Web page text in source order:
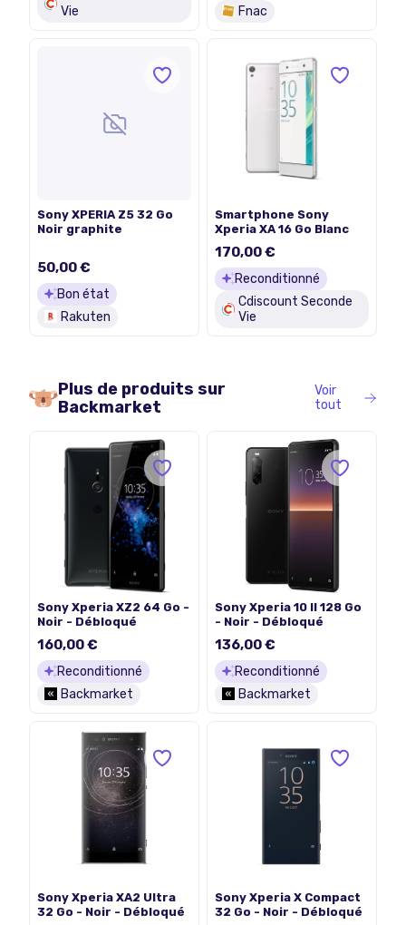
Vie
Fnac
Sony XPERIA Z5 32 Go
Noir graphite
50,00 €
Bon état
Rakuten
Smartphone Sony
Xperia XA 16 Go Blanc
170,00 €
Reconditionné
Cdiscount Seconde
Vie
Plus de produits sur
Backmarket
Voir
tout
Sony Xperia XZ2 64 Go -
Noir - Débloqué
160,00 €
Reconditionné
Backmarket
Sony Xperia 10 II 128 Go
- Noir - Débloqué
136,00 €
Reconditionné
Backmarket
Sony Xperia XA2 Ultra
32 Go - Noir - Débloqué
Sony Xperia X Compact
32 Go - Noir - Débloqué